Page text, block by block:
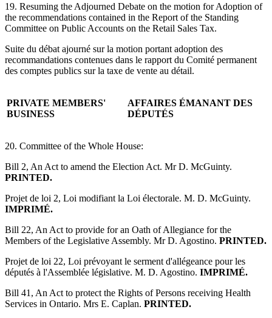
19. Resuming the Adjourned Debate on the motion for Adoption of
the recommendations contained in the Report of the Standing
Committee on Public Accounts on the Retail Sales Tax.
Suite du débat ajourné sur la motion portant adoption des
recommandations contenues dans le rapport du Comité permanent
des comptes publics sur la taxe de vente au détail.
PRIVATE MEMBERS'
BUSINESS
AFFAIRES ÉMANANT DES
DÉPUTÉS
20. Committee of the Whole House:
Bill 2, An Act to amend the Election Act. Mr D. McGuinty.
PRINTED.
Projet de loi 2, Loi modifiant la Loi électorale. M. D. McGuinty.
IMPRIMÉ.
Bill 22, An Act to provide for an Oath of Allegiance for the
Members of the Legislative Assembly. Mr D. Agostino. PRINTED.
Projet de loi 22, Loi prévoyant le serment d'allégeance pour les
députés à l'Assemblée législative. M. D. Agostino. IMPRIMÉ.
Bill 41, An Act to protect the Rights of Persons receiving Health
Services in Ontario. Mrs E. Caplan. PRINTED.